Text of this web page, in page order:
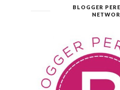
BLOGGER